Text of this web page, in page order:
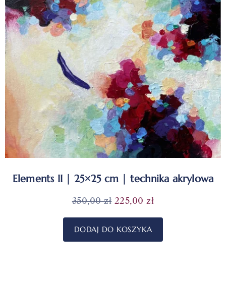
Elements II | 25×25 cm | technika akrylowa
350,00zł 225,00zł
DODAJ DO KOSZYKA